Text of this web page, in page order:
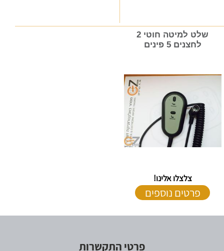
שלט למיטה חוטי 2
לחצנים 5 פינים
צלצלו אלינו!
פרטים נוספים
פרטי התקשרות